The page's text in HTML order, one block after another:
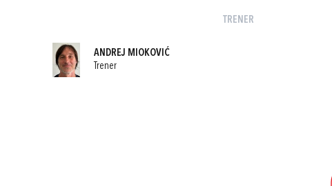
TRENER
ANDREJ MIOKOVIĆ
Trener